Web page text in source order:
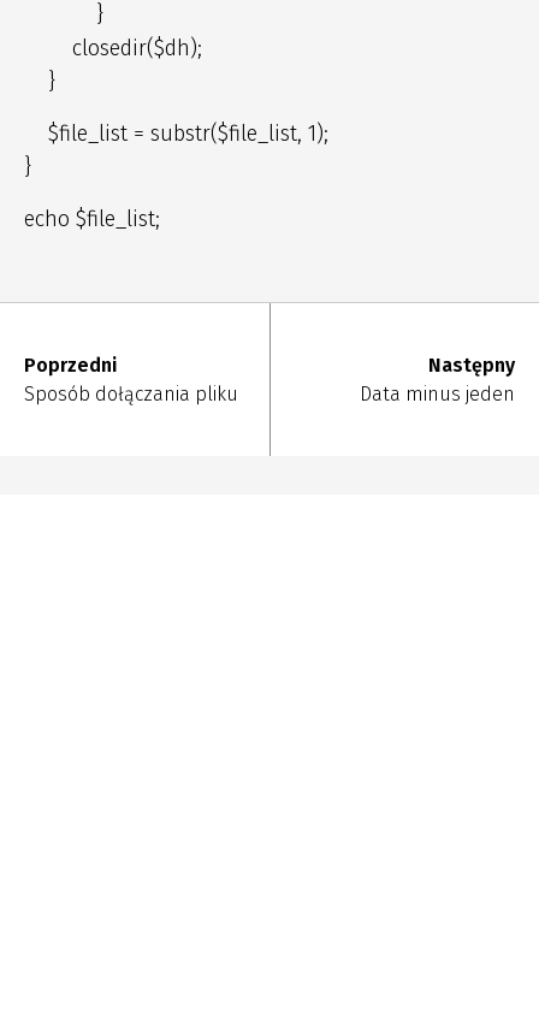
}
closedir($dh);
}
$file_list = substr($file_list, 1);
}
echo $file_list;
Poprzedni
Sposób dołączania pliku
Następny
Data minus jeden